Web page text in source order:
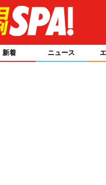
新着 ニュース